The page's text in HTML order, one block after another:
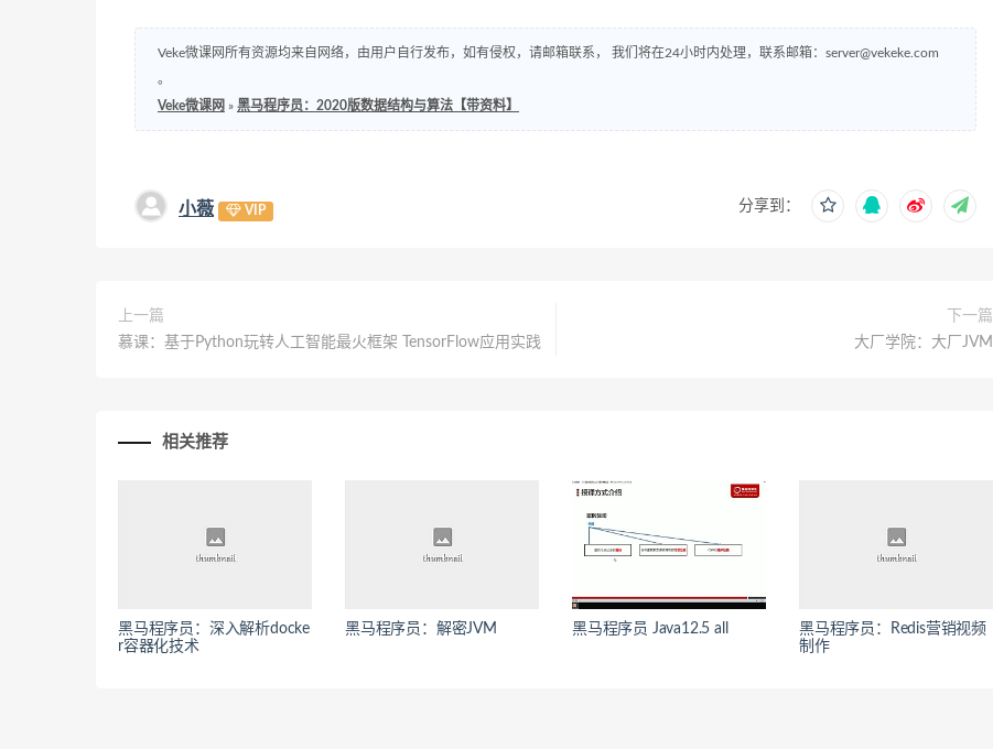
Veke微课网所有资源均来自网络，由用户自行发布，如有侵权，请邮箱联系， 我们将在24小时内处理，联系邮箱： server@vekeke.com
。
Veke微课网 » 黑马程序员：2020版数据结构与算法【带资料】
小薇 VIP 分享到：
上一篇
慕课：基于Python玩转人工智能最火框架 TensorFlow应用实践
下一篇
大厂学院：大厂JVM
相关推荐
黑马程序员：深入解析docke
r容器化技术
黑马程序员：解密JVM 黑马程序员 Java12.5 all
黑马程序员：Redis营销视频
制作